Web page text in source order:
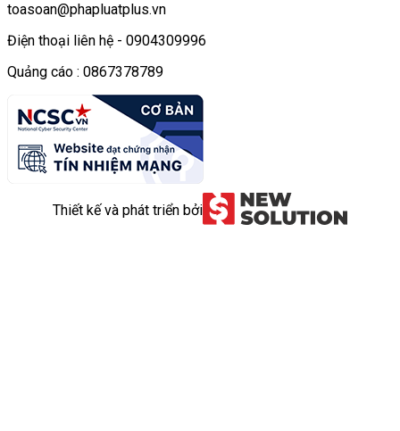
toasoan@phapluatplus.vn
Điện thoại liên hệ - 0904309996
Quảng cáo : 0867378789
Thiết kế và phát triển bởi